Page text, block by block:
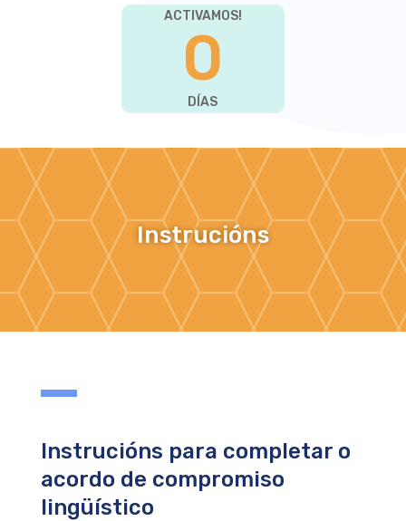
ACTIVAMOS!
0
DÍAS
Instrucións
Instrucións para completar o
acordo de compromiso
lingüístico